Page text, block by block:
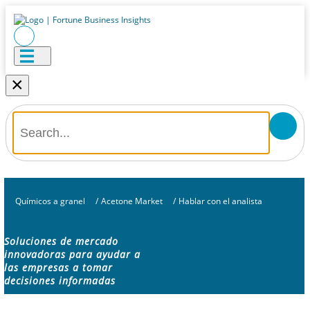
×
Químicos a granel / Acetone Market / Hablar con el analista
Soluciones de mercado
innovadoras para ayudar a
las empresas a tomar
decisiones informadas